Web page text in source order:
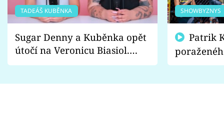
TADEÁŠ KUBĚNKA
Sugar Denny a Kuběnka opět
útočí na Veronicu Biasiol.
Proč je podle nich falešná a
SHOWBYZNYS
fanoušci